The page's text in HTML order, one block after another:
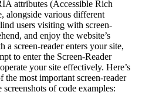
attributes (Accessible Rich
alongside various different
users visiting with screen-
and enjoy the website’s
a screen-reader enters your site,
to enter the Screen-Reader
your site effectively. Here’s
most important screen-reader
of code examples: